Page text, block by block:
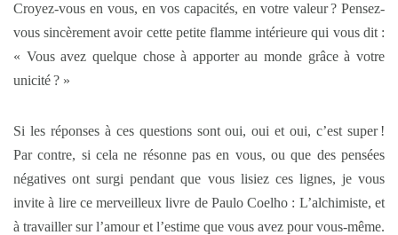
Croyez-vous en vous, en vos capacités, en votre valeur ? Pensez-
vous sincèrement avoir cette petite flamme intérieure qui vous dit :
« Vous avez quelque chose à apporter au monde grâce à votre
unicité ? »
Si les réponses à ces questions sont oui, oui et oui, c’est super !
Par contre, si cela ne résonne pas en vous, ou que des pensées
négatives ont surgi pendant que vous lisiez ces lignes, je vous
invite à lire ce merveilleux livre de Paulo Coelho : L’alchimiste, et
à travailler sur l’amour et l’estime que vous avez pour vous-même.